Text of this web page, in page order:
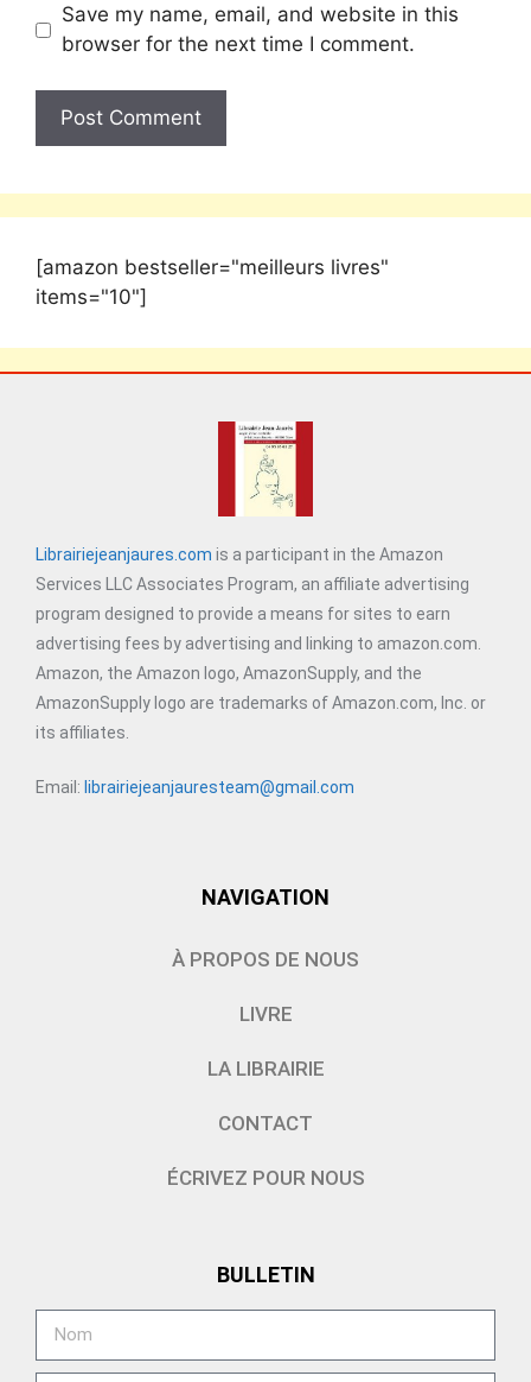
Save my name, email, and website in this
browser for the next time I comment.
[amazon bestseller="meilleurs livres"
items="10"]
Librairiejeanjaures.com is a participant in the Amazon
Services LLC Associates Program, an affiliate advertising
program designed to provide a means for sites to earn
advertising fees by advertising and linking to amazon.com.
Amazon, the Amazon logo, AmazonSupply, and the
AmazonSupply logo are trademarks of Amazon.com, Inc. or
its affiliates.
Email: librairiejeanjauresteam@gmail.com
NAVIGATION
À PROPOS DE NOUS
LIVRE
LA LIBRAIRIE
CONTACT
ÉCRIVEZ POUR NOUS
BULLETIN